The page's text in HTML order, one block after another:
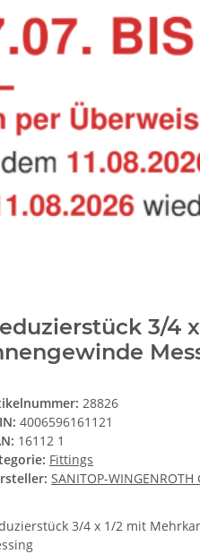
3/4
28826
4006596161121
16112 1
Fittings
SANITOP-
3/4 x 1/2 mit